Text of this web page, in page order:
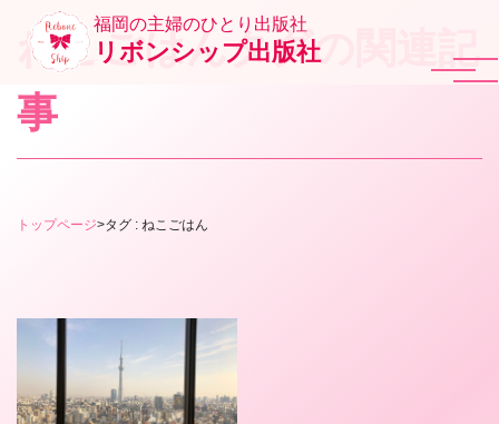
福岡の主婦のひとり出版社
リボンシップ出版社
ねこごはんタグの関連記
事
トップページ>タグ : ねこごはん